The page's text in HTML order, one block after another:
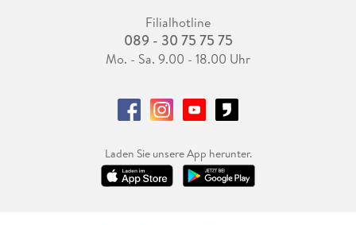
Filialhotline
089 - 30 75 75 75
Mo. - Sa. 9.00 - 18.00 Uhr
Laden Sie unsere App herunter.